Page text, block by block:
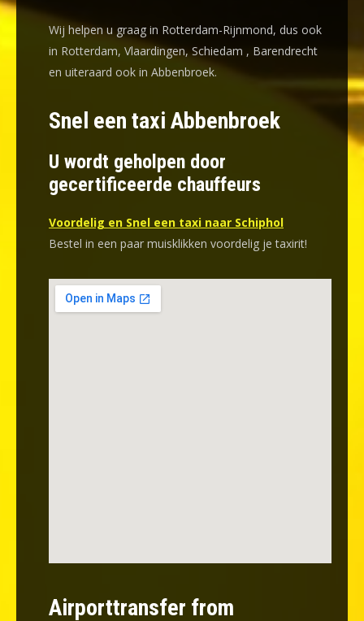
Wij helpen u graag in Rotterdam-Rijnmond, dus ook
in Rotterdam, Vlaardingen, Schiedam , Barendrecht
en uiteraard ook in Abbenbroek.
Snel een taxi Abbenbroek
U wordt geholpen door
gecertificeerde chauffeurs
Voordelig en Snel een taxi naar Schiphol
Bestel in een paar muisklikken voordelig je taxirit!
Airporttransfer from